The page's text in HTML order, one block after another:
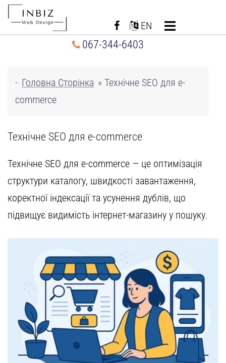
Перейти
EN
067-344-6403
- Головна Сторінка » Технічне SEO для e-
commerce
Технічне SEO для e-commerce
Технічне SEO для e-commerce — це оптимізація
структури каталогу, швидкості завантаження,
коректної індексації та усунення дублів, що
підвищує видимість інтернет-магазину у пошуку.